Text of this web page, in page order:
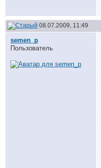
08.07.2009, 11:49
semen_p
Пользователь